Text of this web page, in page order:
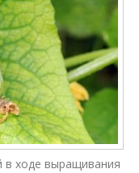
в ходе выращивания